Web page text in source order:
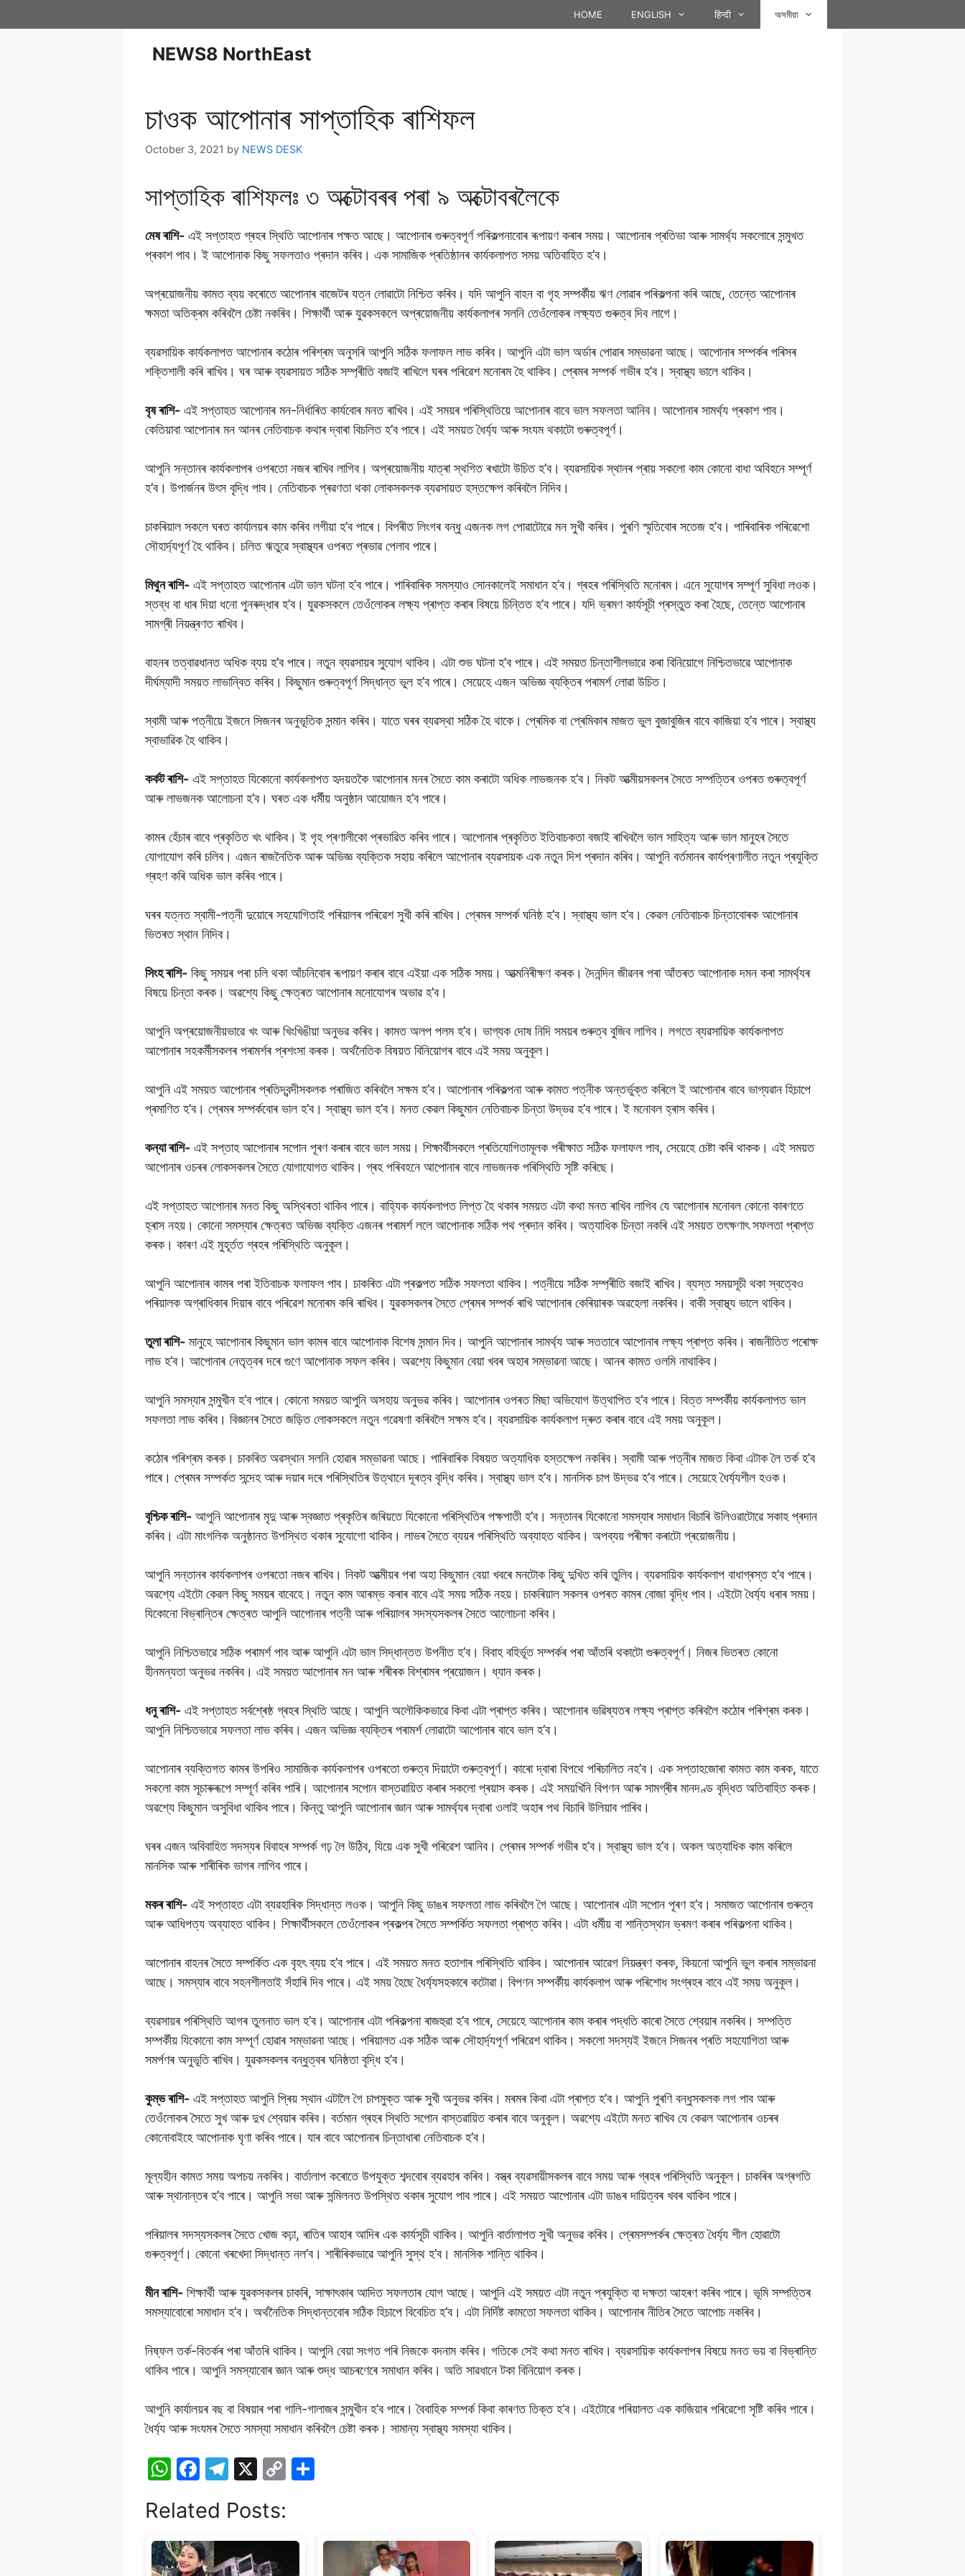
HOME ENGLISH हिन्दी অসমীয়া
NEWS8 NorthEast
চাওক আপােনাৰ সাপ্তাহিক ৰাশিফল
October 3, 2021 by NEWS DESK
সাপ্তাহিক ৰাশিফলঃ ৩ অক্টােবৰৰ পৰা ৯ অক্টােবৰলৈকে
মেষ ৰাশি- এই সপ্তাহত গ্ৰহৰ স্থিতি আপোনাৰ পক্ষত আছে। আপোনাৰ গুৰুত্বপূৰ্ণ পৰিকল্পনাবােৰ ৰূপায়ণ কৰাৰ সময়। আপোনাৰ প্ৰতিভা আৰু সামৰ্থ্য সকলোৰে সন্মুখত
প্ৰকাশ পাব। ই আপোনাক কিছু সফলতাও প্ৰদান কৰিব। এক সামাজিক প্ৰতিষ্ঠানৰ কাৰ্যকলাপত সময় অতিবাহিত হ’ব।
অপ্ৰয়োজনীয় কামত ব্যয় কৰোতে আপোনাৰ বাজেটৰ যত্ন লোৱাটো নিশ্চিত কৰিব। যদি আপুনি বাহন বা গৃহ সম্পৰ্কীয় ঋণ লোৱাৰ পৰিকল্পনা কৰি আছে, তেন্তে আপোনাৰ
ক্ষমতা অতিক্ৰম কৰিবলৈ চেষ্টা নকৰিব। শিক্ষাৰ্থী আৰু যুৱকসকলে অপ্ৰয়োজনীয় কাৰ্যকলাপৰ সলনি তেওঁলোকৰ লক্ষ্যত গুৰুত্ব দিব লাগে।
ব্যৱসায়িক কাৰ্যকলাপত আপোনাৰ কঠোৰ পৰিশ্ৰম অনুসৰি আপুনি সঠিক ফলাফল লাভ কৰিব। আপুনি এটা ভাল অৰ্ডাৰ পোৱাৰ সম্ভাৱনা আছে। আপোনাৰ সম্পৰ্কৰ পৰিসৰ
শক্তিশালী কৰি ৰাখিব। ঘৰ আৰু ব্যৱসায়ত সঠিক সম্প্ৰীতি বজাই ৰাখিলে ঘৰৰ পৰিৱেশ মনোৰম হৈ থাকিব। প্ৰেমৰ সম্পৰ্ক গভীৰ হ’ব। স্বাস্থ্য ভালে থাকিব।
বৃষ ৰাশি- এই সপ্তাহত আপোনাৰ মন-নিৰ্ধাৰিত কাৰ্যবোৰ মনত ৰাখিব। এই সময়ৰ পৰিস্থিতিয়ে আপোনাৰ বাবে ভাল সফলতা আনিব। আপোনাৰ সামৰ্থ্য প্ৰকাশ পাব।
কেতিয়াবা আপোনাৰ মন আনৰ নেতিবাচক কথাৰ দ্বাৰা বিচলিত হ’ব পাৰে। এই সময়ত ধৈৰ্য্য আৰু সংযম থকাটো গুৰুত্বপূৰ্ণ।
আপুনি সন্তানৰ কাৰ্যকলাপৰ ওপৰতো নজৰ ৰাখিব লাগিব। অপ্ৰয়োজনীয় যাত্ৰা স্থগিত ৰখাটো উচিত হ’ব। ব্যৱসায়িক স্থানৰ প্ৰায় সকলো কাম কোনো বাধা অবিহনে সম্পূৰ্ণ
হ’ব। উপাৰ্জনৰ উৎস বৃদ্ধি পাব। নেতিবাচক প্ৰৱণতা থকা লোকসকলক ব্যৱসায়ত হস্তক্ষেপ কৰিবলৈ নিদিব।
চাকৰিয়াল সকলে ঘৰত কাৰ্যালয়ৰ কাম কৰিব লগীয়া হ’ব পাৰে। বিপৰীত লিংগৰ বন্ধু এজনক লগ পোৱাটোৱে মন সুখী কৰিব। পুৰণি স্মৃতিবোৰ সতেজ হ’ব। পাৰিবাৰিক পৰিৱেশো
সৌহাৰ্দ্যপূৰ্ণ হৈ থাকিব। চলিত ঋতুৱে স্বাস্থ্যৰ ওপৰত প্ৰভাৱ পেলাব পাৰে।
মিথুন ৰাশি- এই সপ্তাহত আপোনাৰ এটা ভাল ঘটনা হ’ব পাৰে। পাৰিবাৰিক সমস্যাও সোনকালেই সমাধান হ’ব। গ্ৰহৰ পৰিস্থিতি মনোৰম। এনে সুযোগৰ সম্পূৰ্ণ সুবিধা লওক।
স্তব্ধ বা ধাৰ দিয়া ধনো পুনৰুদ্ধাৰ হ’ব। যুৱকসকলে তেওঁলোকৰ লক্ষ্য প্ৰাপ্ত কৰাৰ বিষয়ে চিন্তিত হ’ব পাৰে। যদি ভ্ৰমণ কাৰ্যসূচী প্ৰস্তুত কৰা হৈছে, তেন্তে আপোনাৰ
সামগ্ৰী নিয়ন্ত্ৰণত ৰাখিব।
বাহনৰ তত্বাৱধানত অধিক ব্যয় হ’ব পাৰে। নতুন ব্যৱসায়ৰ সুযোগ থাকিব। এটা শুভ ঘটনা হ’ব পাৰে। এই সময়ত চিন্তাশীলভাৱে কৰা বিনিয়োগে নিশ্চিতভাৱে আপোনাক
দীৰ্ঘম্যাদী সময়ত লাভান্বিত কৰিব। কিছুমান গুৰুত্বপূৰ্ণ সিদ্ধান্ত ভুল হ’ব পাৰে। সেয়েহে এজন অভিজ্ঞ ব্যক্তিৰ পৰামৰ্শ লোৱা উচিত।
স্বামী আৰু পত্নীয়ে ইজনে সিজনৰ অনুভূতিক সন্মান কৰিব। যাতে ঘৰৰ ব্যৱস্থা সঠিক হৈ থাকে। প্ৰেমিক বা প্ৰেমিকাৰ মাজত ভুল বুজাবুজিৰ বাবে কাজিয়া হ’ব পাৰে। স্বাস্থ্য
স্বাভাৱিক হৈ থাকিব।
কৰ্কট ৰাশি- এই সপ্তাহত যিকোনো কাৰ্যকলাপত হৃদয়তকৈ আপোনাৰ মনৰ সৈতে কাম কৰাটো অধিক লাভজনক হ’ব। নিকট আত্মীয়সকলৰ সৈতে সম্পত্তিৰ ওপৰত গুৰুত্বপূৰ্ণ
আৰু লাভজনক আলোচনা হ’ব। ঘৰত এক ধৰ্মীয় অনুষ্ঠান আয়োজন হ’ব পাৰে।
কামৰ হেঁচাৰ বাবে প্ৰকৃতিত খং থাকিব। ই গৃহ প্ৰণালীকো প্ৰভাৱিত কৰিব পাৰে। আপোনাৰ প্ৰকৃতিত ইতিবাচকতা বজাই ৰাখিবলৈ ভাল সাহিত্য আৰু ভাল মানুহৰ সৈতে
যোগাযোগ কৰি চলিব। এজন ৰাজনৈতিক আৰু অভিজ্ঞ ব্যক্তিক সহায় কৰিলে আপোনাৰ ব্যৱসায়ক এক নতুন দিশ প্ৰদান কৰিব। আপুনি বৰ্তমানৰ কাৰ্যপ্ৰণালীত নতুন প্ৰযুক্তি
গ্ৰহণ কৰি অধিক ভাল কৰিব পাৰে।
ঘৰৰ যত্নত স্বামী-পত্নী দুয়োৰে সহযোগিতাই পৰিয়ালৰ পৰিৱেশ সুখী কৰি ৰাখিব। প্ৰেমৰ সম্পৰ্ক ঘনিষ্ঠ হ’ব। স্বাস্থ্য ভাল হ’ব। কেৱল নেতিবাচক চিন্তাবোৰক আপোনাৰ
ভিতৰত স্থান নিদিব।
সিংহ ৰাশি- কিছু সময়ৰ পৰা চলি থকা আঁচনিবোৰ ৰূপায়ণ কৰাৰ বাবে এইয়া এক সঠিক সময়। আত্মনিৰীক্ষণ কৰক। দৈনন্দিন জীৱনৰ পৰা আঁতৰত আপোনাক দমন কৰা সামৰ্থ্যৰ
বিষয়ে চিন্তা কৰক। অৱশ্যে কিছু ক্ষেত্ৰত আপোনাৰ মনোযোগৰ অভাৱ হ’ব।
আপুনি অপ্ৰয়োজনীয়ভাৱে খং আৰু খিংখিঙীয়া অনুভৱ কৰিব। কামত অলপ পলম হ’ব। ভাগ্যক দোষ নিদি সময়ৰ গুৰুত্ব বুজিব লাগিব। লগতে ব্যৱসায়িক কাৰ্যকলাপত
আপোনাৰ সহকৰ্মীসকলৰ পৰামৰ্শৰ প্ৰশংসা কৰক। অৰ্থনৈতিক বিষয়ত বিনিয়োগৰ বাবে এই সময় অনুকূল।
আপুনি এই সময়ত আপোনাৰ প্ৰতিদ্বন্দীসকলক পৰাজিত কৰিবলৈ সক্ষম হ’ব। আপোনাৰ পৰিকল্পনা আৰু কামত পত্নীক অন্তৰ্ভুক্ত কৰিলে ই আপোনাৰ বাবে ভাগ্যৱান হিচাপে
প্ৰমাণিত হ’ব। প্ৰেমৰ সম্পৰ্কবোৰ ভাল হ’ব। স্বাস্থ্য ভাল হ’ব। মনত কেৱল কিছুমান নেতিবাচক চিন্তা উদ্ভৱ হ’ব পাৰে। ই মনোবল হ্ৰাস কৰিব।
কন্যা ৰাশি- এই সপ্তাহ আপোনাৰ সপোন পূৰণ কৰাৰ বাবে ভাল সময়। শিক্ষাৰ্থীসকলে প্ৰতিযোগিতামূলক পৰীক্ষাত সঠিক ফলাফল পাব, সেয়েহে চেষ্টা কৰি থাকক। এই সময়ত
আপোনাৰ ওচৰৰ লোকসকলৰ সৈতে যোগাযোগত থাকিব। গ্ৰহ পৰিবহনে আপোনাৰ বাবে লাভজনক পৰিস্থিতি সৃষ্টি কৰিছে।
এই সপ্তাহত আপোনাৰ মনত কিছু অস্থিৰতা থাকিব পাৰে। বাহ্যিক কাৰ্যকলাপত লিপ্ত হৈ থকাৰ সময়ত এটা কথা মনত ৰাখিব লাগিব যে আপোনাৰ মনোবল কোনো কাৰণতে
হ্ৰাস নহয়। কোনো সমস্যাৰ ক্ষেত্ৰত অভিজ্ঞ ব্যক্তি এজনৰ পৰামৰ্শ ললে আপোনাক সঠিক পথ প্ৰদান কৰিব। অত্যাধিক চিন্তা নকৰি এই সময়ত তৎক্ষণাৎ সফলতা প্ৰাপ্ত
কৰক। কাৰণ এই মুহূৰ্তত গ্ৰহৰ পৰিস্থিতি অনুকূল।
আপুনি আপোনাৰ কামৰ পৰা ইতিবাচক ফলাফল পাব। চাকৰিত এটা প্ৰকল্পত সঠিক সফলতা থাকিব। পত্নীয়ে সঠিক সম্প্ৰীতি বজাই ৰাখিব। ব্যস্ত সময়সূচী থকা স্বত্বেও
পৰিয়ালক অগ্ৰাধিকাৰ দিয়াৰ বাবে পৰিৱেশ মনোৰম কৰি ৰাখিব। যুৱকসকলৰ সৈতে প্ৰেমৰ সম্পৰ্ক ৰাখি আপোনাৰ কেৰিয়াৰক অৱহেলা নকৰিব। বাকী স্বাস্থ্য ভালে থাকিব।
তুলা ৰাশি- মানুহে আপোনাৰ কিছুমান ভাল কামৰ বাবে আপোনাক বিশেষ সন্মান দিব। আপুনি আপোনাৰ সামৰ্থ্য আৰু সততাৰে আপোনাৰ লক্ষ্য প্ৰাপ্ত কৰিব। ৰাজনীতিত পৰোক্ষ
লাভ হ’ব। আপোনাৰ নেতৃত্বৰ দৰে গুণে আপোনাক সফল কৰিব। অৱশ্যে কিছুমান বেয়া খবৰ অহাৰ সম্ভাৱনা আছে। আনৰ কামত ওলমি নাথাকিব।
আপুনি সমস্যাৰ সন্মুখীন হ’ব পাৰে। কোনো সময়ত আপুনি অসহায় অনুভৱ কৰিব। আপোনাৰ ওপৰত মিছা অভিযোগ উত্থাপিত হ’ব পাৰে। বিত্ত সম্পৰ্কীয় কাৰ্যকলাপত ভাল
সফলতা লাভ কৰিব। বিজ্ঞানৰ সৈতে জড়িত লোকসকলে নতুন গৱেষণা কৰিবলৈ সক্ষম হ’ব। ব্যৱসায়িক কাৰ্যকলাপ দ্ৰুত কৰাৰ বাবে এই সময় অনুকূল।
কঠোৰ পৰিশ্ৰম কৰক। চাকৰিত অৱস্থান সলনি হোৱাৰ সম্ভাৱনা আছে। পাৰিবাৰিক বিষয়ত অত্যাধিক হস্তক্ষেপ নকৰিব। স্বামী আৰু পত্নীৰ মাজত কিবা এটাক লৈ তৰ্ক হ’ব
পাৰে। প্ৰেমৰ সম্পৰ্কত সন্দেহ আৰু দয়াৰ দৰে পৰিস্থিতিৰ উত্থানে দূৰত্ব বৃদ্ধি কৰিব। স্বাস্থ্য ভাল হ’ব। মানসিক চাপ উদ্ভৱ হ’ব পাৰে। সেয়েহে ধৈৰ্য্যশীল হওক।
বৃশ্চিক ৰাশি- আপুনি আপোনাৰ মৃদু আৰু স্বজ্ঞাত প্ৰকৃতিৰ জৰিয়তে যিকোনো পৰিস্থিতিৰ পক্ষপাতী হ’ব। সন্তানৰ যিকোনো সমস্যাৰ সমাধান বিচাৰি উলিওৱাটোৱে সকাহ প্ৰদান
কৰিব। এটা মাংগলিক অনুষ্ঠানত উপস্থিত থকাৰ সুযোগো থাকিব। লাভৰ সৈতে ব্যয়ৰ পৰিস্থিতি অব্যাহত থাকিব। অপব্যয় পৰীক্ষা কৰাটো প্ৰয়োজনীয়।
আপুনি সন্তানৰ কাৰ্যকলাপৰ ওপৰতো নজৰ ৰাখিব। নিকট আত্মীয়ৰ পৰা অহা কিছুমান বেয়া খবৰে মনটোক কিছু দুখিত কৰি তুলিব। ব্যৱসায়িক কাৰ্যকলাপ বাধাগ্ৰস্ত হ’ব পাৰে।
অৱশ্যে এইটো কেৱল কিছু সময়ৰ বাবেহে। নতুন কাম আৰম্ভ কৰাৰ বাবে এই সময় সঠিক নহয়। চাকৰিয়াল সকলৰ ওপৰত কামৰ বোজা বৃদ্ধি পাব। এইটো ধৈৰ্য্য ধৰাৰ সময়।
যিকোনো বিভ্ৰান্তিৰ ক্ষেত্ৰত আপুনি আপোনাৰ পত্নী আৰু পৰিয়ালৰ সদস্যসকলৰ সৈতে আলোচনা কৰিব।
আপুনি নিশ্চিতভাৱে সঠিক পৰামৰ্শ পাব আৰু আপুনি এটা ভাল সিদ্ধান্তত উপনীত হ’ব। বিবাহ বহিৰ্ভূত সম্পৰ্কৰ পৰা আঁতৰি থকাটো গুৰুত্বপূৰ্ণ। নিজৰ ভিতৰত কোনো
হীনমন্যতা অনুভৱ নকৰিব। এই সময়ত আপোনাৰ মন আৰু শৰীৰক বিশ্ৰামৰ প্ৰয়োজন। ধ্যান কৰক।
ধনু ৰাশি- এই সপ্তাহত সৰ্বশ্ৰেষ্ঠ গ্ৰহৰ স্থিতি আছে। আপুনি অলৌকিকভাৱে কিবা এটা প্ৰাপ্ত কৰিব। আপোনাৰ ভৱিষ্যতৰ লক্ষ্য প্ৰাপ্ত কৰিবলৈ কঠোৰ পৰিশ্ৰম কৰক।
আপুনি নিশ্চিতভাৱে সফলতা লাভ কৰিব। এজন অভিজ্ঞ ব্যক্তিৰ পৰামৰ্শ লোৱাটো আপোনাৰ বাবে ভাল হ’ব।
আপোনাৰ ব্যক্তিগত কামৰ উপৰিও সামাজিক কাৰ্যকলাপৰ ওপৰতো গুৰুত্ব দিয়াটো গুৰুত্বপূৰ্ণ। কাৰো দ্বাৰা বিপথে পৰিচালিত নহ’ব। এক সপ্তাহজোৰা কামত কাম কৰক, যাতে
সকলো কাম সূচাৰুৰূপে সম্পূৰ্ণ কৰিব পাৰি। আপোনাৰ সপোন বাস্তৱায়িত কৰাৰ সকলো প্ৰয়াস কৰক। এই সময়খিনি বিপণন আৰু সামগ্ৰীৰ মানদণ্ড বৃদ্ধিত অতিবাহিত কৰক।
অৱশ্যে কিছুমান অসুবিধা থাকিব পাৰে। কিন্তু আপুনি আপোনাৰ জ্ঞান আৰু সামৰ্থ্যৰ দ্বাৰা ওলাই অহাৰ পথ বিচাৰি উলিয়াব পাৰিব।
ঘৰৰ এজন অবিবাহিত সদস্যৰ বিবাহৰ সম্পৰ্ক গঢ় লৈ উঠিব, যিয়ে এক সুখী পৰিৱেশ আনিব। প্ৰেমৰ সম্পৰ্ক গভীৰ হ’ব। স্বাস্থ্য ভাল হ’ব। অকল অত্যাধিক কাম কৰিলে
মানসিক আৰু শাৰীৰিক ভাগৰ লাগিব পাৰে।
মকৰ ৰাশি- এই সপ্তাহত এটা ব্যৱহাৰিক সিদ্ধান্ত লওক। আপুনি কিছু ডাঙৰ সফলতা লাভ কৰিবলৈ গৈ আছে। আপোনাৰ এটা সপোন পূৰণ হ’ব। সমাজত আপোনাৰ গুৰুত্ব
আৰু আধিপত্য অব্যাহত থাকিব। শিক্ষাৰ্থীসকলে তেওঁলোকৰ প্ৰকল্পৰ সৈতে সম্পৰ্কিত সফলতা প্ৰাপ্ত কৰিব। এটা ধৰ্মীয় বা শান্তিস্থান ভ্ৰমণ কৰাৰ পৰিকল্পনা থাকিব।
আপোনাৰ বাহনৰ সৈতে সম্পৰ্কিত এক বৃহৎ ব্যয় হ’ব পাৰে। এই সময়ত মনত হতাশাৰ পৰিস্থিতি থাকিব। আপোনাৰ আৱেগ নিয়ন্ত্ৰণ কৰক, কিয়নো আপুনি ভুল কৰাৰ সম্ভাৱনা
আছে। সমস্যাৰ বাবে সহনশীলতাই সঁহাৰি দিব পাৰে। এই সময় হৈছে ধৈৰ্য্যসহকাৰে কটোৱা। বিপণন সম্পৰ্কীয় কাৰ্যকলাপ আৰু পৰিশোধ সংগ্ৰহৰ বাবে এই সময় অনুকূল।
ব্যৱসায়ৰ পৰিস্থিতি আগৰ তুলনাত ভাল হ’ব। আপোনাৰ এটা পৰিকল্পনা ৰাজহুৱা হ’ব পাৰে, সেয়েহে আপোনাৰ কাম কৰাৰ পদ্ধতি কাৰো সৈতে শ্বেয়াৰ নকৰিব। সম্পত্তি
সম্পৰ্কীয় যিকোনো কাম সম্পূৰ্ণ হোৱাৰ সম্ভাৱনা আছে। পৰিয়ালত এক সঠিক আৰু সৌহাৰ্দ্যপূৰ্ণ পৰিৱেশ থাকিব। সকলো সদস্যই ইজনে সিজনৰ প্ৰতি সহযোগিতা আৰু
সমৰ্পণৰ অনুভূতি ৰাখিব। যুৱকসকলৰ বন্ধুত্বৰ ঘনিষ্ঠতা বৃদ্ধি হ’ব।
কুম্ভ ৰাশি- এই সপ্তাহত আপুনি প্ৰিয় স্থান এটালৈ গৈ চাপমুক্ত আৰু সুখী অনুভৱ কৰিব। মৰমৰ কিবা এটা প্ৰাপ্ত হ’ব। আপুনি পুৰণি বন্ধুসকলক লগ পাব আৰু
তেওঁলোকৰ সৈতে সুখ আৰু দুখ শ্বেয়াৰ কৰিব। বৰ্তমান গ্ৰহৰ স্থিতি সপোন বাস্তৱায়িত কৰাৰ বাবে অনুকূল। অৱশ্যে এইটো মনত ৰাখিব যে কেৱল আপোনাৰ ওচৰৰ
কোনোবাইহে আপোনাক ঘৃণা কৰিব পাৰে। যাৰ বাবে আপোনাৰ চিন্তাধাৰা নেতিবাচক হ’ব।
মূল্যহীন কামত সময় অপচয় নকৰিব। বাৰ্তালাপ কৰোতে উপযুক্ত শব্দবোৰ ব্যৱহাৰ কৰিব। বস্ত্ৰ ব্যৱসায়ীসকলৰ বাবে সময় আৰু গ্ৰহৰ পৰিস্থিতি অনুকূল। চাকৰিৰ অগ্ৰগতি
আৰু স্থানান্তৰ হ’ব পাৰে। আপুনি সভা আৰু সন্মিলনত উপস্থিত থকাৰ সুযোগ পাব পাৰে। এই সময়ত আপোনাৰ এটা ডাঙৰ দায়িত্বৰ খবৰ থাকিব পাৰে।
পৰিয়ালৰ সদস্যসকলৰ সৈতে খোজ কঢ়া, ৰাতিৰ আহাৰ আদিৰ এক কাৰ্যসূচী থাকিব। আপুনি বাৰ্তালাপত সুখী অনুভৱ কৰিব। প্ৰেমসম্পৰ্কৰ ক্ষেত্ৰত ধৈৰ্য্য শীল হোৱাটো
গুৰুত্বপূৰ্ণ। কোনো খৰখেদা সিদ্ধান্ত নল’ব। শাৰীৰিকভাৱে আপুনি সুস্থ হ’ব। মানসিক শান্তি থাকিব।
মীন ৰাশি- শিক্ষাৰ্থী আৰু যুৱকসকলৰ চাকৰি, সাক্ষাৎকাৰ আদিত সফলতাৰ যোগ আছে। আপুনি এই সময়ত এটা নতুন প্ৰযুক্তি বা দক্ষতা আহৰণ কৰিব পাৰে। ভূমি সম্পত্তিৰ
সমস্যাবোৰো সমাধান হ’ব। অৰ্থনৈতিক সিদ্ধান্তবোৰ সঠিক হিচাপে বিবেচিত হ’ব। এটা নিৰ্দিষ্ট কামতো সফলতা থাকিব। আপোনাৰ নীতিৰ সৈতে আপোচ নকৰিব।
নিষ্ফল তৰ্ক-বিতৰ্কৰ পৰা আঁতৰি থাকিব। আপুনি বেয়া সংগত পৰি নিজকে বদনাম কৰিব। গতিকে সেই কথা মনত ৰাখিব। ব্যৱসায়িক কাৰ্যকলাপৰ বিষয়ে মনত ভয় বা বিভ্ৰান্তি
থাকিব পাৰে। আপুনি সমস্যাবোৰ জ্ঞান আৰু শুদ্ধ আচৰণেৰে সমাধান কৰিব। অতি সাৱধানে টকা বিনিয়োগ কৰক।
আপুনি কাৰ্যালয়ৰ বছ বা বিষয়াৰ পৰা গালি-গালাজৰ সন্মুখীন হ’ব পাৰে। বৈবাহিক সম্পৰ্ক কিবা কাৰণত তিক্ত হ’ব। এইটোৱে পৰিয়ালত এক কাজিয়াৰ পৰিৱেশো সৃষ্টি কৰিব পাৰে।
ধৈৰ্য্য আৰু সংযমৰ সৈতে সমস্যা সমাধান কৰিবলৈ চেষ্টা কৰক। সামান্য স্বাস্থ্য সমস্যা থাকিব।
W
at
s
A
F
c
e
b
T
e
gr
a
X
C
y
e
Related Posts: